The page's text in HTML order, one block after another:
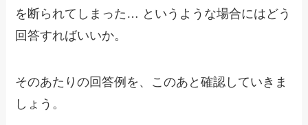
を断られてしまった… というような場合にはどう
回答すればいいか。
そのあたりの回答例を、このあと確認していきま
しょう。